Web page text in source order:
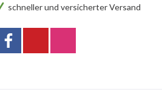
schneller und versicherter Versand